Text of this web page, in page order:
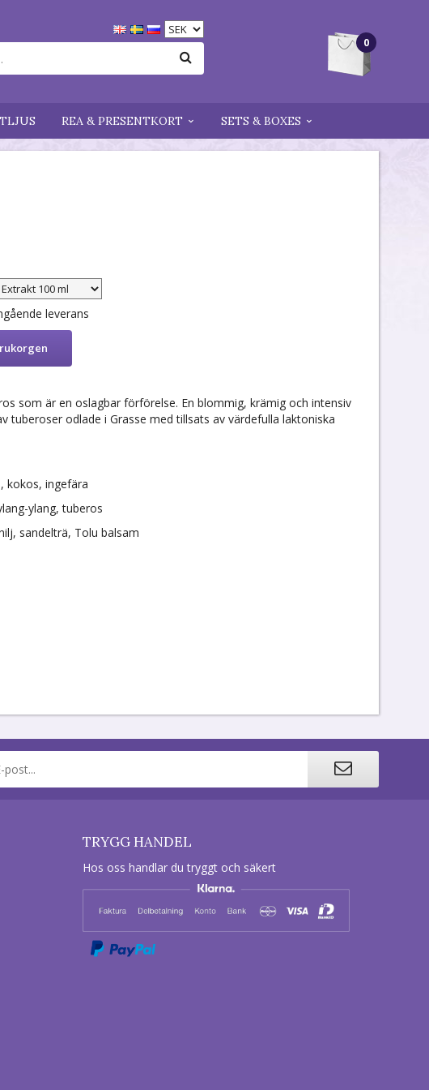
0
REA & PRESENTKORT SETS & BOXES
leverans
som är en oslagbar förförelse. En blommig, krämig och intensiv
tuberoser odlade i Grasse med tillsats av värdefulla laktoniska
kokos, ingefära
ylang, tuberos
sandelträ, Tolu balsam
TRYGG HANDEL
Hos oss handlar du tryggt och säkert